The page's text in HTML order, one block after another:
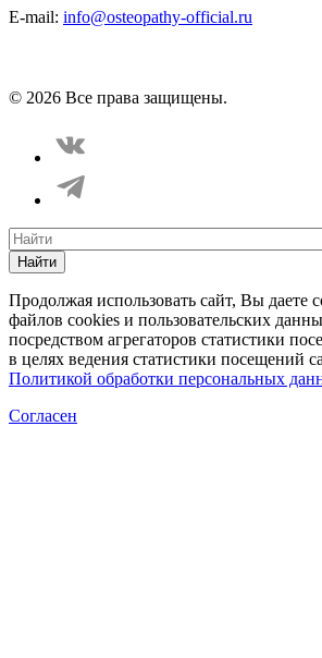
E-mail: info@osteopathy-official.ru
© 2026 Все права защищены.
Найти
Продолжая использовать сайт, Вы даете
файлов cookies и пользовательских
посредством агрегаторов статистики
в целях ведения статистики посещений
Политикой обработки персональных
Согласен